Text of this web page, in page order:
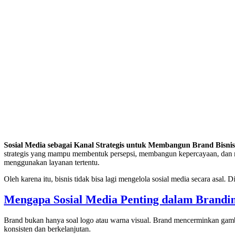
Sosial Media sebagai Kanal Strategis untuk Membangun Brand Bisnis
strategis yang mampu membentuk persepsi, membangun kepercayaan,
menggunakan layanan tertentu.
Oleh karena itu, bisnis tidak bisa lagi mengelola sosial media secara asal.
Mengapa Sosial Media Penting dalam
Brand bukan hanya soal logo atau warna visual. Brand mencerminkan
konsisten dan berkelanjutan.